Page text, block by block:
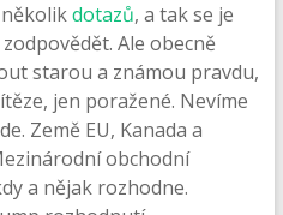
dotazů, a tak se je
Ale obecně
starou a známou pravdu,
jen poražené. Nevíme
Země EU, Kanada a
obchodní
a nějak rozhodne.